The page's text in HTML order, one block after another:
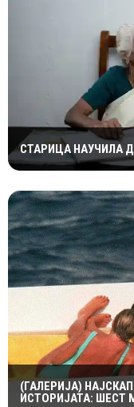
СТАРИЦА НАУЧИЛА
(ГАЛЕРИЈА)
ИСТОРИЈАТА: ШЕСТ